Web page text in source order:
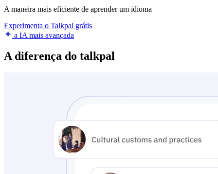
A maneira mais eficiente de aprender um idioma
Experimenta o Talkpal grátis
a IA mais avançada
A diferença do talkpal